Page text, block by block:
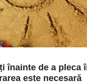
înainte de a pleca
este necesară